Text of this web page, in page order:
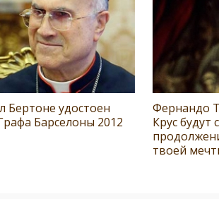
Бертоне удостоен
Барселоны 2012
Фернандо
Крус будут
твоей